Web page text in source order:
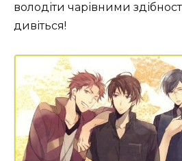
володіти чарівними
дивіться!